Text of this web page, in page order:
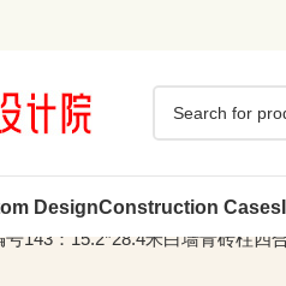
DesignConstruction Cases
号143：15.2*28.4米白墙青砖柱四